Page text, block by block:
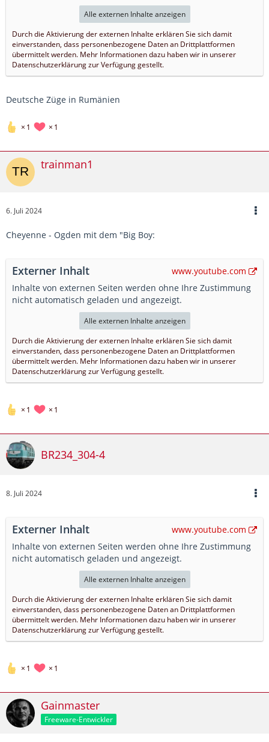
Alle externen Inhalte anzeigen
Durch die Aktivierung der externen Inhalte erklären Sie sich damit
einverstanden, dass personenbezogene Daten an Drittplattformen
übermittelt werden. Mehr Informationen dazu haben wir in unserer
Datenschutzerklärung zur Verfügung gestellt.
Deutsche Züge in Rumänien
1 1
trainman1
6. Juli 2024
Cheyenne - Ogden mit dem "Big Boy:
Externer Inhalt
www.youtube.com
Inhalte von externen Seiten werden ohne Ihre Zustimmung
nicht automatisch geladen und angezeigt.
Alle externen Inhalte anzeigen
Durch die Aktivierung der externen Inhalte erklären Sie sich damit
einverstanden, dass personenbezogene Daten an Drittplattformen
übermittelt werden. Mehr Informationen dazu haben wir in unserer
Datenschutzerklärung zur Verfügung gestellt.
1 1
BR234_304-4
8. Juli 2024
Externer Inhalt
www.youtube.com
Inhalte von externen Seiten werden ohne Ihre Zustimmung
nicht automatisch geladen und angezeigt.
Alle externen Inhalte anzeigen
Durch die Aktivierung der externen Inhalte erklären Sie sich damit
einverstanden, dass personenbezogene Daten an Drittplattformen
übermittelt werden. Mehr Informationen dazu haben wir in unserer
Datenschutzerklärung zur Verfügung gestellt.
1 1
Gainmaster
Freeware-Entwickler